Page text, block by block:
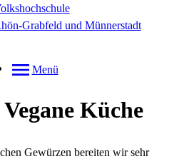
Grabfeld und Münnerstadt
Menü
Küche
Gewürzen bereiten wir sehr